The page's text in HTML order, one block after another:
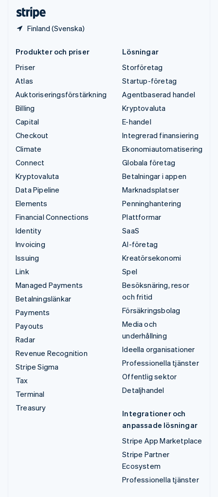
Finland (Svenska)
Produkter och priser
Priser
Atlas
Auktoriseringsförstärkning
Billing
Capital
Checkout
Climate
Connect
Kryptovaluta
Data Pipeline
Elements
Financial Connections
Identity
Invoicing
Issuing
Link
Managed Payments
Betalningslänkar
Payments
Payouts
Radar
Revenue Recognition
Stripe Sigma
Tax
Terminal
Treasury
Lösningar
Storföretag
Startup-företag
Agentbaserad handel
Kryptovaluta
E-handel
Integrerad finansiering
Ekonomiautomatisering
Globala företag
Betalningar i appen
Marknadsplatser
Penninghantering
Plattformar
SaaS
AI-företag
Kreatörsekonomi
Spel
Besöksnäring, resor
och fritid
Försäkringsbolag
Media och
underhållning
Ideella organisationer
Professionella tjänster
Offentlig sektor
Detaljhandel
Integrationer och
anpassade lösningar
Stripe App Marketplace
Stripe Partner
Ecosystem
Professionella tjänster